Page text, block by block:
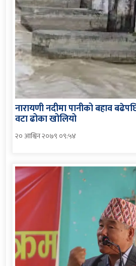
नारायणी नदीमा पानीको बहाव
वटा ढोका खोलियो
२० आश्विन २०७९ ०९:५४